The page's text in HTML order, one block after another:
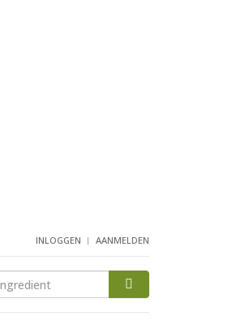
INLOGGEN AANMELDEN